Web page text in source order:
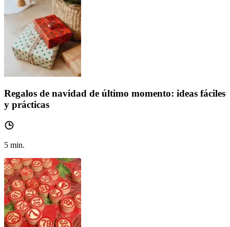
Regalos de navidad de último momento: ideas fáciles
y prácticas
5 min.